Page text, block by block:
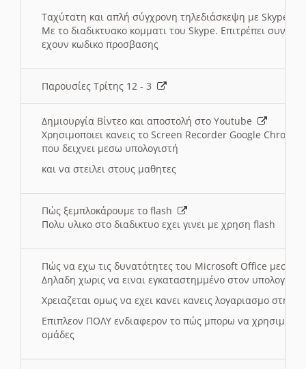
Ταχύτατη και απλή σύγχρονη τηλεδιάσκεψη με Skype
Με το διαδικτυακο κομματι του Skype. Επιτρέπει
εχουν κωδικο προσβασης
Παρουσίες Τρίτης 12 - 3
Δημιουργία Βίντεο και αποστολή στο Youtube
Χρησιμοποιει κανεις το Screen Recorder Google Chrome
που δειχνει μεσω υπολογιστή
και να στειλει στους μαθητες
Πώς ξεμπλοκάρουμε το flash
Πολυ υλικο στο διαδικτυο εχει γινει με χρηση flash
Πώς να εχω τις δυνατότητες του Microsoft Office μεσω
Δηλαδη χωρις να ειναι εγκαταστημμένο στον
Χρειαζεται ομως να εχει κανει κανεις λογαριασμο στη
Επιπλεον ΠΟΛΥ ενδιαφερον το πώς μπορω να
ομάδες